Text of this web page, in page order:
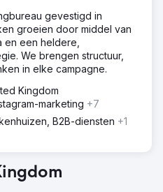
gevestigd in
groeien door middel van
en een heldere,
We brengen structuur,
in elke campagne.
Kingdom
marketing +7
B2B-diensten +1